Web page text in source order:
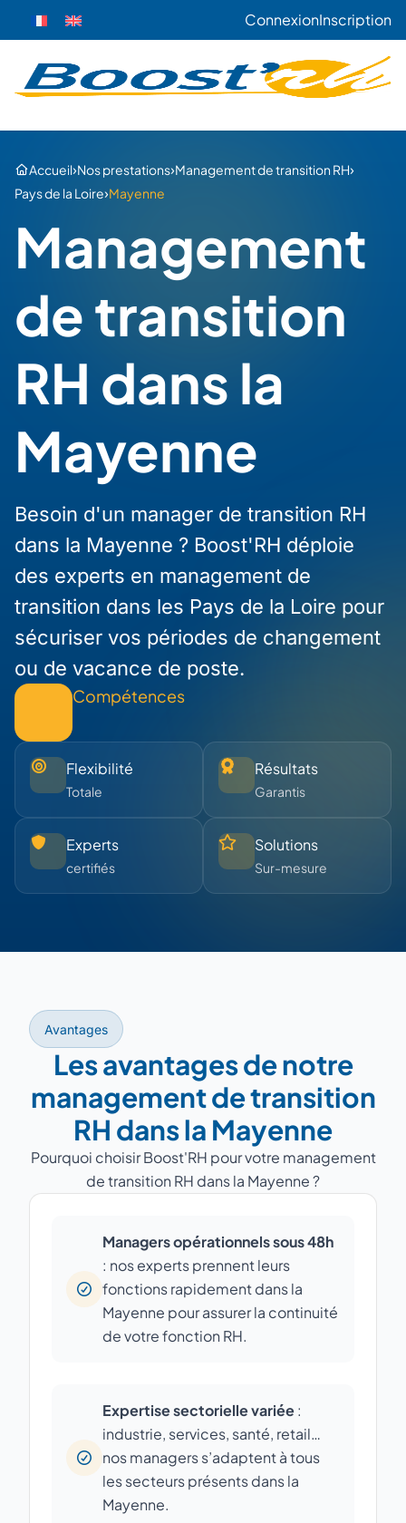
ConnexionInscription
Accueil›Nos prestations›Management de transition RH›
Pays de la Loire›Mayenne
Management
de transition
RH dans la
Mayenne
Besoin d'un manager de transition RH
dans la Mayenne ? Boost'RH déploie
des experts en management de
transition dans les Pays de la Loire pour
sécuriser vos périodes de changement
ou de vacance de poste.
Compétences
Flexibilité
Totale
Résultats
Garantis
Experts
certifiés
Solutions
Sur-mesure
Avantages
Les avantages de notre
management de transition
RH dans la Mayenne
Pourquoi choisir Boost'RH pour votre management
de transition RH dans la Mayenne ?
Managers opérationnels sous 48h
: nos experts prennent leurs
fonctions rapidement dans la
Mayenne pour assurer la continuité
de votre fonction RH.
Expertise sectorielle variée:
industrie, services, santé, retail…
nos managers s’adaptent à tous
les secteurs présents dans la
Mayenne.